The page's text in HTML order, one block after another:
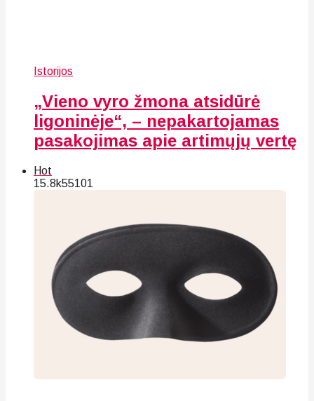
Istorijos
„Vieno vyro žmona atsidūrė
ligoninėje“, – nepakartojamas
pasakojimas apie artimųjų vertę
Hot
15.8k55101